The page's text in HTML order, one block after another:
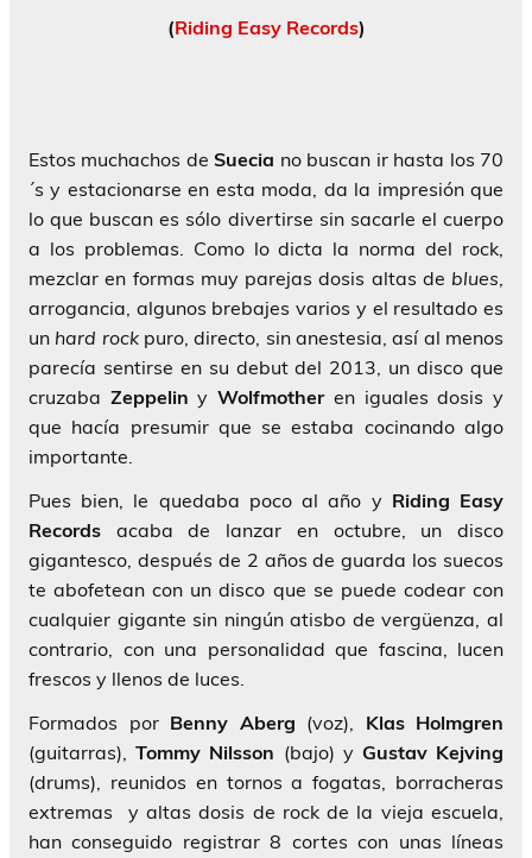
(Riding Easy Records)
Estos muchachos deSuecia no buscan ir hasta los 70
´s y estacionarse en esta moda, da la impresión que
lo que buscan es sólo divertirse sin sacarle el cuerpo
a los problemas. Como lo dicta la norma del rock,
mezclar en formas muy parejas dosis altas de blues,
arrogancia, algunos brebajes varios y el resultado es
un hard rockpuro, directo, sin anestesia, así al menos
parecía sentirse en su debut del 2013, un disco que
cruzaba Zeppelin yWolfmotheren iguales dosis y
que hacía presumir que se estaba cocinando algo
importante.
Pues bien, le quedaba poco al año y Riding Easy
Records acaba de lanzar en octubre, un disco
gigantesco, después de 2 años de guarda los suecos
te abofetean con un disco que se puede codear con
cualquier gigante sin ningún atisbo de vergüenza, al
contrario, con una personalidad que fascina, lucen
frescos y llenos de luces.
Formados por Benny Aberg (voz), Klas Holmgren
(guitarras),Tommy Nilsson (bajo) y Gustav Kejving
(drums), reunidos en tornos a fogatas, borracheras
extremas y altas dosis de rock de la vieja escuela,
han conseguido registrar 8 cortes con unas líneas